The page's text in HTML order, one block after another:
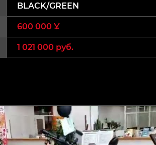
BLACK/GREEN
600 000 ¥
1 021 000 руб.